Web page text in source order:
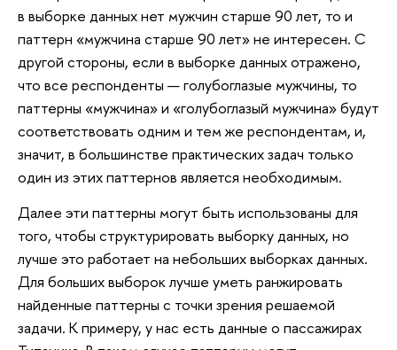
в выборке данных нет мужчин старше 90 лет, то и
паттерн «мужчина старше 90 лет» не интересен. С
другой стороны, если в выборке данных отражено,
что все респонденты — голубоглазые мужчины, то
паттерны «мужчина» и «голубоглазый мужчина» будут
соответствовать одним и тем же респондентам, и,
значит, в большинстве практических задач только
один из этих паттернов является необходимым.
Далее эти паттерны могут быть использованы для
того, чтобы структурировать выборку данных, но
лучше это работает на небольших выборках данных.
Для больших выборок лучше уметь ранжировать
найденные паттерны с точки зрения решаемой
задачи. К примеру, у нас есть данные о пассажирах